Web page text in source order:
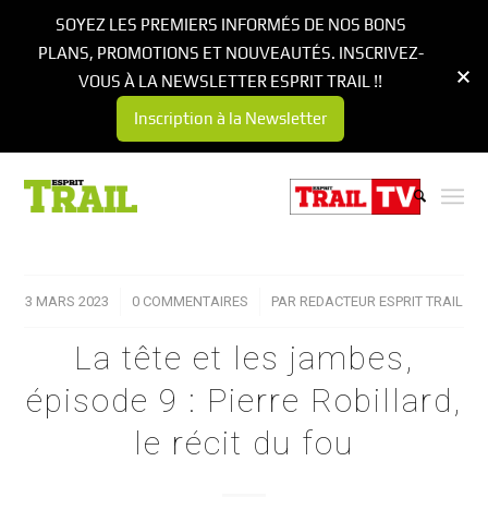
3 MARS 2023
/ 0 COMMENTAIRES
/ PAR REDACTEUR ESPRIT TRAIL
La tête et les jambes,
épisode 9 : Pierre Robillard,
le récit du fou
SOYEZ LES PREMIERS INFORMÉS DE NOS BONS
PLANS, PROMOTIONS ET NOUVEAUTÉS. INSCRIVEZ-
VOUS À LA NEWSLETTER ESPRIT TRAIL !!
Inscription à la Newsletter